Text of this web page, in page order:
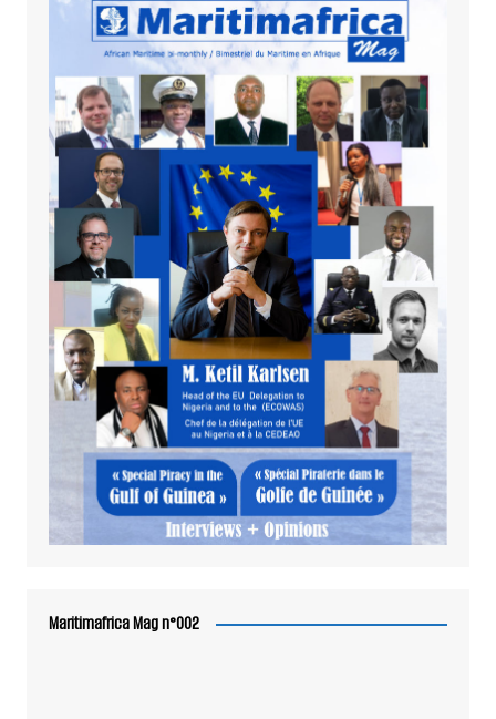
Maritimafrica Mag n°002